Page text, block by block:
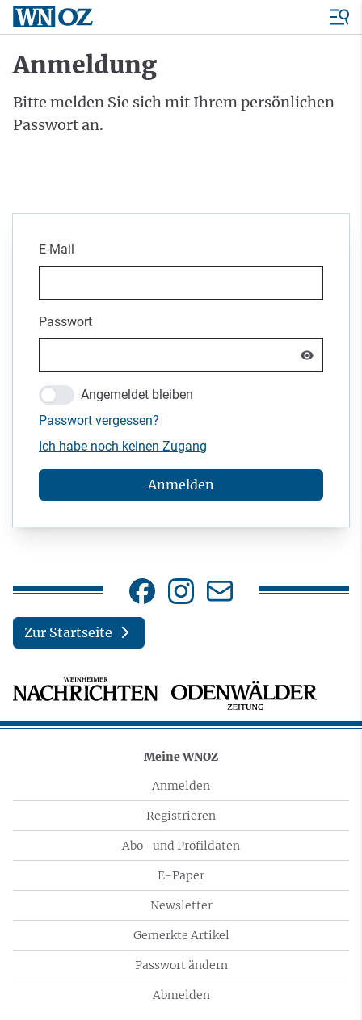
Anmeldung
Bitte melden Sie sich mit Ihrem persönlichen
Passwort an.
E-Mail
Passwort
Angemeldet bleiben
Passwort vergessen?
Ich habe noch keinen Zugang
Anmelden
Zur Startseite
Meine WNOZ
Anmelden
Registrieren
Abo- und Profildaten
E-Paper
Newsletter
Gemerkte Artikel
Passwort ändern
Abmelden